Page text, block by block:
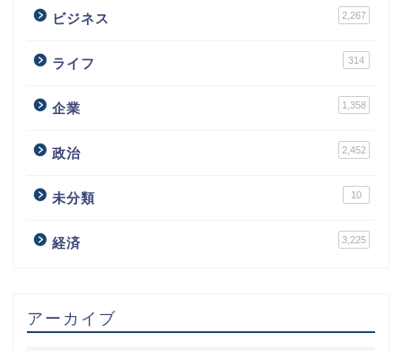
ビジネス 2,267
ライフ 314
企業 1,358
政治 2,452
未分類 10
経済 3,225
アーカイブ